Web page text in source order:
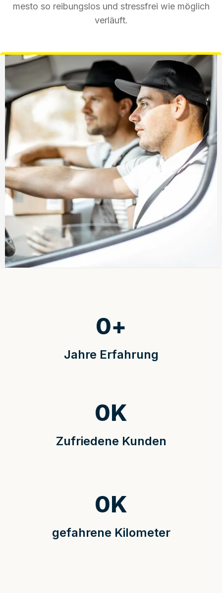
mesto so reibungslos und stressfrei wie möglich
verläuft.
Jahre Erfahrung
0+
Zufriedene Kunden
0K
gefahrene Kilometer
0K